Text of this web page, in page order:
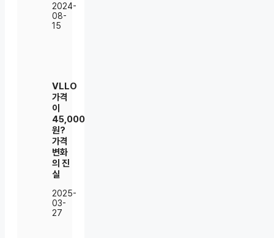
2024-
08-
15
VLLO
가격
이
45,000
원?
가격
변화
의 진
실
2025-
03-
27